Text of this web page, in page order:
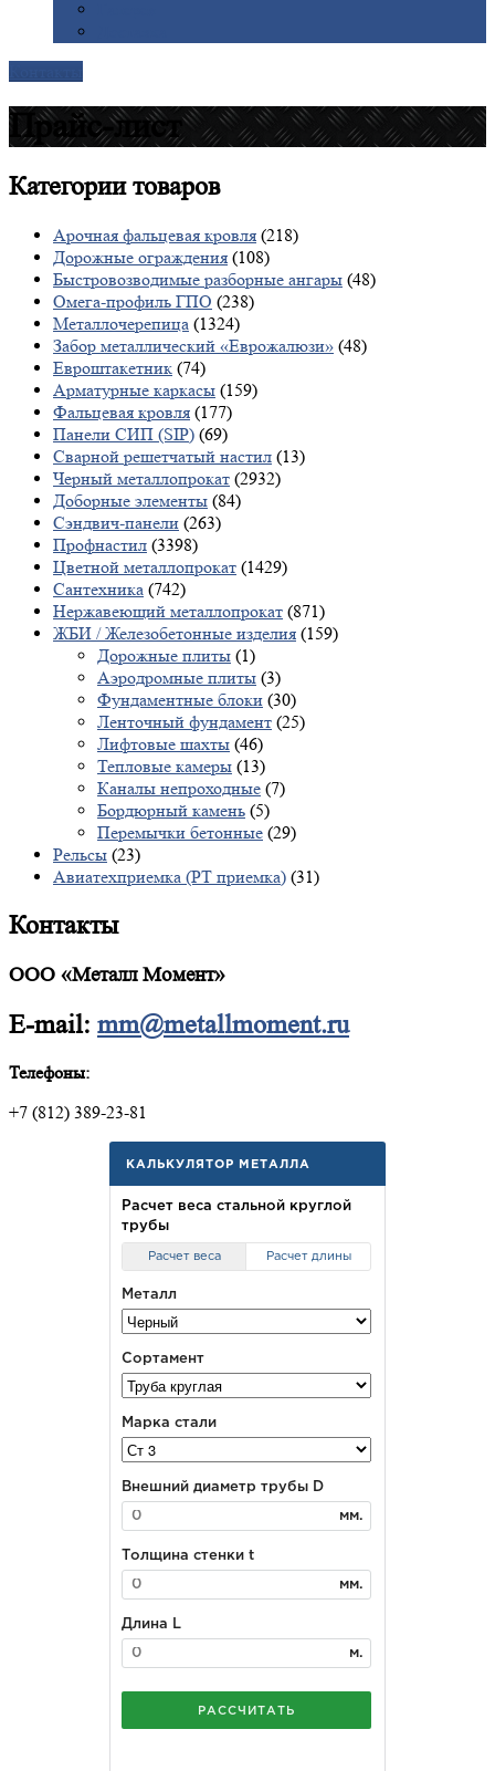
Прайс-лист
Категориитоваров
Арочная фальцевая кровля (218)
Дорожные ограждения (108)
Быстровозводимые разборные ангары (48)
Омега-профиль ГПО (238)
Металлочерепица (1324)
Забор металлический «Еврожалюзи» (48)
Евроштакетник (74)
Арматурные каркасы (159)
Фальцевая кровля (177)
Панели СИП (SIP) (69)
Сварной решетчатый настил (13)
Черный металлопрокат (2932)
Доборные элементы (84)
Сэндвич-панели (263)
Профнастил (3398)
Цветной металлопрокат (1429)
Сантехника (742)
Нержавеющий металлопрокат (871)
ЖБИ / Железобетонные изделия (159)
Дорожные плиты (1)
Аэродромные плиты (3)
Фундаментные блоки (30)
Ленточный фундамент (25)
Лифтовые шахты (46)
Тепловые камеры (13)
Каналы непроходные (7)
Бордюрный камень (5)
Перемычки бетонные (29)
Рельсы (23)
Авиатехприемка (РТ приемка) (31)
Контакты
ООО «Металл Момент»
E-mail: mm@metallmoment.ru
Телефоны:
+7 (812) 389-23-81